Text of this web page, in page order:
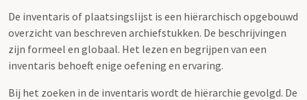
De inventaris of plaatsingslijst is een hiërarchisch opgebouwd
overzicht van beschreven archiefstukken. De beschrijvingen
zijn formeel en globaal. Het lezen en begrijpen van een
inventaris behoeft enige oefening en ervaring.
Bij het zoeken in de inventaris wordt de hiërarchie gevolgd. De